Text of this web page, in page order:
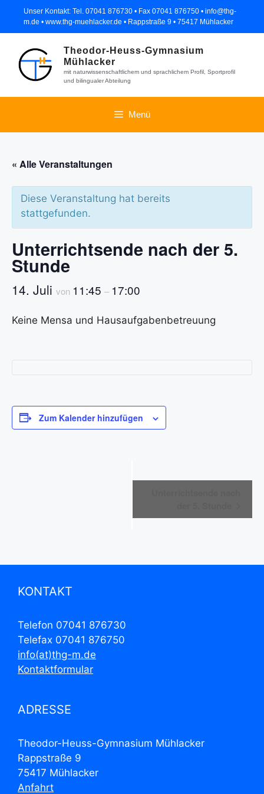
Inhalt
springen
Unser Kontakt: Tel. 07041 876730 • Fax 07041 876750 • info@thg-
m.de • www.thg-muehlacker.de • Rappstraße 9 • 75417 Mühlacker
Theodor-Heuss-Gymnasium
Mühlacker
mit naturwissenschaftlichem und sprachlichem Profil, Sportprofil
und bilingualer Abteilung
Menü
« Alle Veranstaltungen
Diese Veranstaltung hat bereits
stattgefunden.
Unterrichtsende nach der 5.
Stunde
14. Juli von 11:45 – 17:00
Keine Mensa und Hausaufgabenbetreuung
Zum Kalender hinzufügen
n
s
a
n
-
N
KONTAKT
Telefon 07041 876730
Telefax 07041 876750
info(at)thg-m.de
Kontaktformular
ADRESSE
Theodor-Heuss-Gymnasium Mühlacker
Rappstraße 9
75417 Mühlacker
Anfahrt